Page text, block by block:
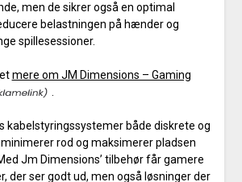
men de sikrer også en optimal
belastningen på hænder og
spillesessioner.
mere om JM Dimensions – Gaming
kabelstyringssystemer både diskrete og
rod og maksimerer pladsen
Jm Dimensions’ tilbehør får gamere
der ser godt ud, men også løsninger der